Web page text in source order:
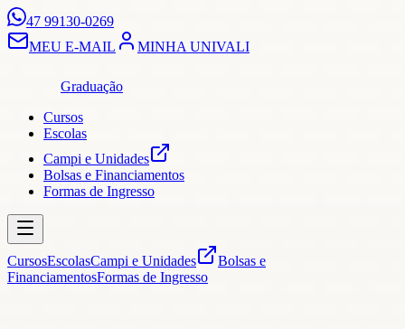
47 99130-0269
MEU E-MAIL
MINHA UNIVALI
Graduação
Cursos
Escolas
Campi e Unidades
Bolsas e Financiamentos
Formas de Ingresso
CursosEscolasCampi e Unidades
Bolsas e
FinanciamentosFormas de Ingresso